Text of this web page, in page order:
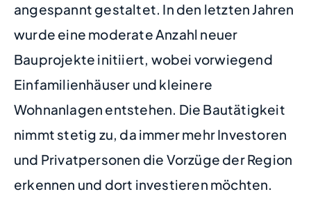
angespannt gestaltet. In den letzten Jahren
wurde eine moderate Anzahl neuer
Bauprojekte initiiert, wobei vorwiegend
Einfamilienhäuser und kleinere
Wohnanlagen entstehen. Die Bautätigkeit
nimmt stetig zu, da immer mehr Investoren
und Privatpersonen die Vorzüge der Region
erkennen und dort investieren möchten.